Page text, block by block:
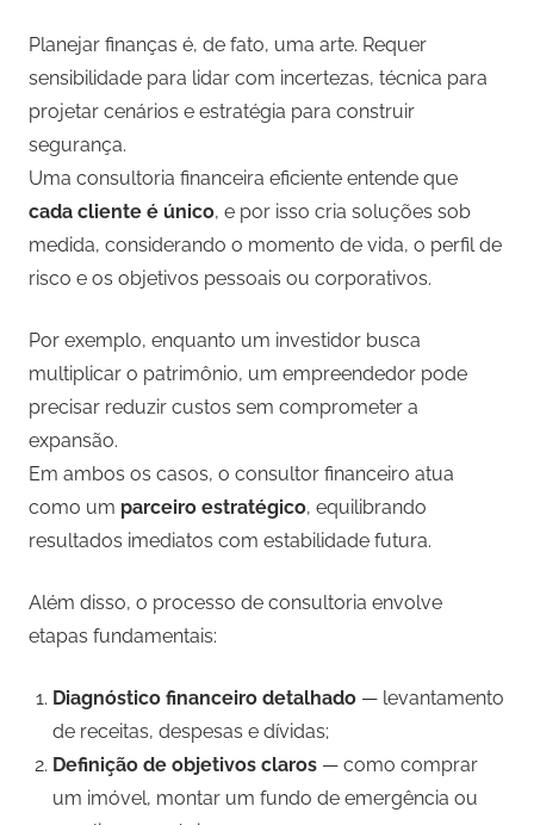
Planejar finanças é, de fato, uma arte. Requer
sensibilidade para lidar com incertezas, técnica para
projetar cenários e estratégia para construir
segurança.
Uma consultoria financeira eficiente entende que
cada cliente é único, e por isso cria soluções sob
medida, considerando o momento de vida, o perfil de
risco e os objetivos pessoais ou corporativos.
Por exemplo, enquanto um investidor busca
multiplicar o patrimônio, um empreendedor pode
precisar reduzir custos sem comprometer a
expansão.
Em ambos os casos, o consultor financeiro atua
como um parceiro estratégico, equilibrando
resultados imediatos com estabilidade futura.
Além disso, o processo de consultoria envolve
etapas fundamentais:
Diagnóstico financeiro detalhado — levantamento
de receitas, despesas e dívidas;
Definição de objetivos claros — como comprar
um imóvel, montar um fundo de emergência ou